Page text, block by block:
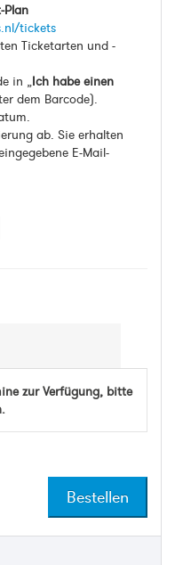
Plan
tickets
Ticketarten und -
in „ Ich habe einen
dem Barcode).
ab. Sie erhalten
E-Mail-
zur Verfügung, bitte